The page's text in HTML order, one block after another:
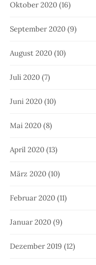
Oktober 2020 (16)
September 2020 (9)
August 2020 (10)
Juli 2020 (7)
Juni 2020 (10)
Mai 2020 (8)
April 2020 (13)
März 2020 (10)
Februar 2020 (11)
Januar 2020 (9)
Dezember 2019 (12)